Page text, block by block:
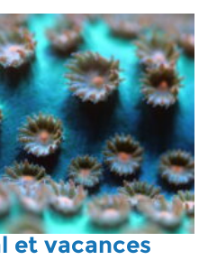
et vacances